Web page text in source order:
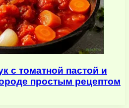
с томатной пастой и
простым рецептом